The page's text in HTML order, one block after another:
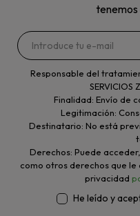
Responsable del
SERVICIOS
Finalidad: Envío de
Legitimación:
Destinatario: No está
Derechos: Puede
como otros derechos que
privacidad
He leído y